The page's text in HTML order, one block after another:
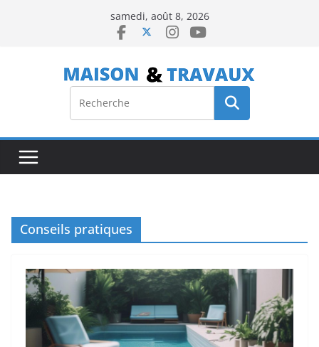
samedi, août 8, 2026
Conseils pratiques